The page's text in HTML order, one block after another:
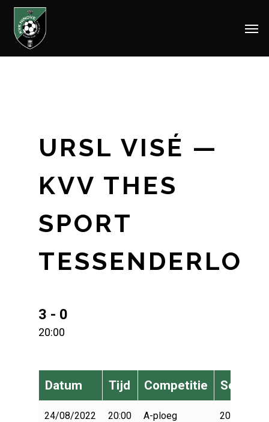
Skip
URSL VISÉ —
KVV THES
SPORT
TESSENDERLO
3 - 0
20:00
Datum Tijd Competitie Seizoen
24/08/2022 20:00 A-ploeg 2022-2023